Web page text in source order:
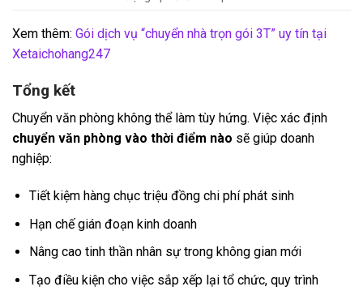
Xem thêm: Gói dịch vụ “chuyển nhà trọn gói 3T” uy tín tại
Xetaichohang247
Tổng kết
Chuyển văn phòng không thể làm tùy hứng. Việc xác định
chuyển văn phòng vào thời điểm nào sẽ giúp doanh
nghiệp:
Tiết kiệm hàng chục triệu đồng chi phí phát sinh
Hạn chế gián đoạn kinh doanh
Nâng cao tinh thần nhân sự trong không gian mới
Tạo điều kiện cho việc sắp xếp lại tổ chức, quy trình